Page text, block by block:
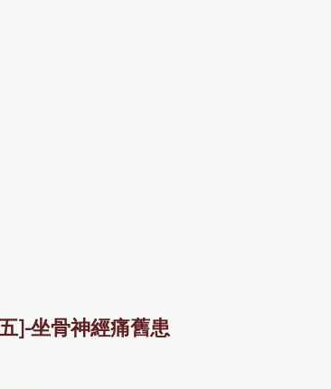
]-坐骨神經痛舊患